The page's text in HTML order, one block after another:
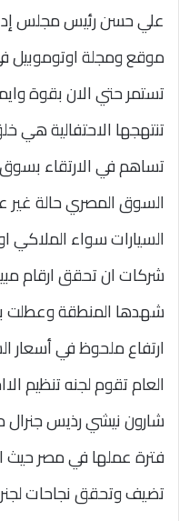
علي حسن رئيس مجلس
موقع ومجلة اوتوموبيل
تستمر حتي الان بقوة
تنتهجها الاحتفالية هي
تساهم في الارتقاء
السوق المصري حالة غير
السيارات سواء الملاكي
شركات ان تحقق ارقام
شهدها المنطقة وعطلت
ارتفاع ملحوظ في أسعار
العام تقوم لجنه تنظيم
شارون نيشي رذيس جنرال
فترة عملها في مصر
تضيف وتحقق نجاحات